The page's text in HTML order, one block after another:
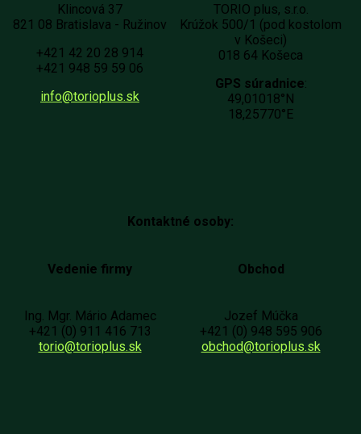
Klincová 37
821 08 Bratislava - Ružinov
+421 42 20 28 914
+421 948 59 59 06
info@torioplus.sk
TORIO plus, s.r.o.
Krúžok 500/1 (pod kostolom
v Košeci)
018 64 Košeca
GPS súradnice:
49,01018°N
18,25770°E
Kontaktné osoby:
Vedenie firmy
Ing. Mgr. Mário Adamec
+421 (0) 911 416 713
torio@torioplus.sk
Obchod
Jozef Múčka
+421 (0) 948 595 906
obchod@torioplus.sk